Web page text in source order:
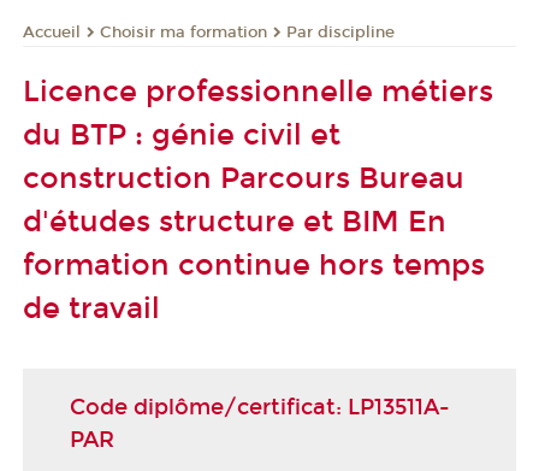
Accueil Choisir ma formation Par discipline
Licence professionnelle métiers
du BTP : génie civil et
construction Parcours Bureau
d'études structure et BIM En
formation continue hors temps
de travail
Code diplôme/certificat: LP13511A-
PAR